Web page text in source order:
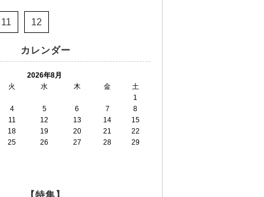
11 12
カレンダー
2026年8月
火
水 木 金
土
1
4
5 6 7
8
11
12 13 14
15
18
19 20 21
22
25
26 27 28 29
【特集】